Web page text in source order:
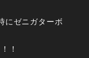
にゼニガターボ
！